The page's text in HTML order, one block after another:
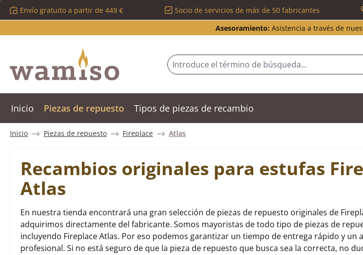
al contenido principal
Saltar a la búsqueda
Saltar a la navegación principal
Envío gratuito a partir de 449 € Socio de servicios de más de 50 fabricantes
Asesoramiento: Asistencia a través de
Inicio Piezas de repuesto Tipos de piezas de recambio
Inicio Piezas de repuesto Fireplace Atlas
Recambios originales para estufas
Atlas
En nuestra tienda encontrará una gran selección de piezas de repuesto originales de
adquirimos directamente del fabricante. Somos mayoristas de todo tipo de piezas de
incluyendo Fireplace Atlas. Por eso podemos garantizar un tiempo de entrega rápido y un
profesional. Si no está seguro de que la pieza de repuesto que busca sea la correcta, no